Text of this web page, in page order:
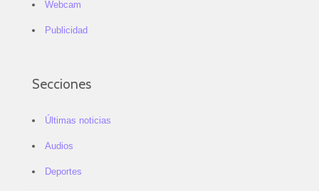
Webcam
Publicidad
Secciones
Últimas noticias
Audios
Deportes